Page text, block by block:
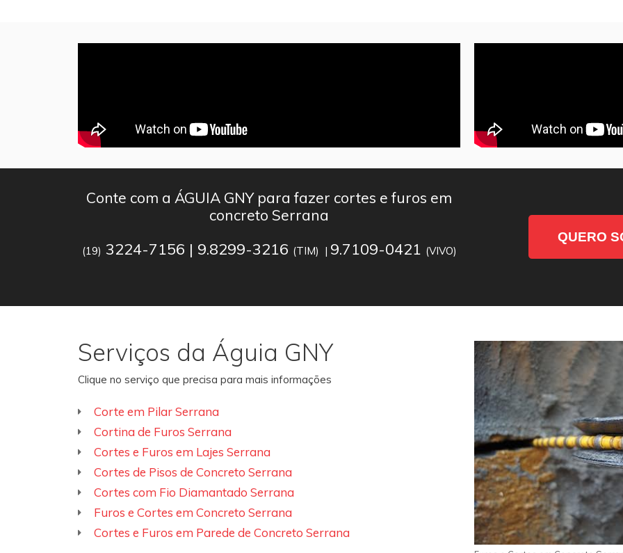
Conte com a ÁGUIA GNY para fazer cortes e furos em
concreto Serrana
(19) 3224-7156 | 9.8299-3216 (TIM) | 9.7109-0421 (VIVO)
QUERO
Serviços da Águia GNY
Clique no serviço que precisa para mais informações
Corte em Pilar Serrana
Cortina de Furos Serrana
Cortes e Furos em Lajes Serrana
Cortes de Pisos de Concreto Serrana
Cortes com Fio Diamantado Serrana
Furos e Cortes em Concreto Serrana
Cortes e Furos em Parede de Concreto Serrana